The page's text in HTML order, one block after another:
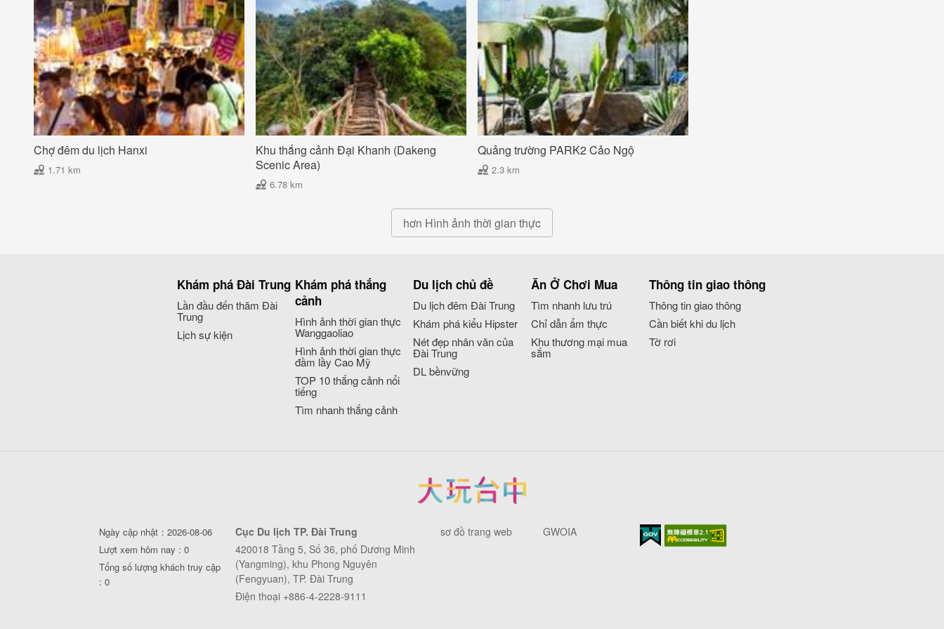
Chợ đêm du lịch Hanxi
1.71 km
Khu thắng cảnh Đại Khanh (Dakeng
Scenic Area)
6.78 km
Quảng trường PARK2 Cảo Ngộ
2.3 km
hơn Hình ảnh thời gian thực
Khám phá Đài Trung
Lần đầu đến thăm Đài
Trung
Lịch sự kiện
Khám phá thắng
cảnh
Hình ảnh thời gian thực
Wanggaoliao
Hình ảnh thời gian thực
đầm lầy Cao Mỹ
TOP 10 thắng cảnh nổi
tiếng
Tìm nhanh thắng cảnh
Du lịch chủ đề
Du lịch đêm Đài Trung
Khám phá kiểu Hipster
Nét đẹp nhân văn của
Đài Trung
DL bềnvững
Ăn Ở Chơi Mua
Tìm nhanh lưu trú
Chỉ dẫn ẩm thực
Khu thương mại mua
sắm
Thông tin giao thông
Thông tin giao thông
Cần biết khi du lịch
Tờ rơi
Ngày cập nhật：2026-08-06
Lượt xem hôm nay : 0
Tổng số lượng khách truy cập
: 0
Cục Du lịch TP. Đài Trung
420018 Tầng 5, Số 36, phố Dương Minh
(Yangming), khu Phong Nguyên
(Fengyuan), TP. Đài Trung
Điện thoại +886-4-2228-9111
sơ đồ trang web GWOIA